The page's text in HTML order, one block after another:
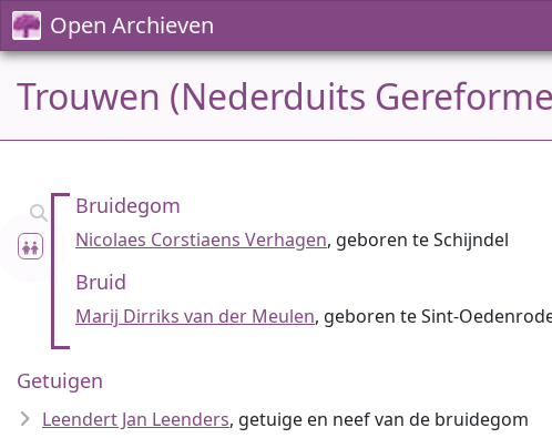
Open Archieven
Trouwen (Nederduits
Bruidegom
Nicolaes Corstiaens Verhagen, geboren te Schijndel
Bruid
Marij Dirriks van der Meulen, geboren te Sint-
Getuigen
Leendert Jan Leenders, getuige en neef van de bruidegom